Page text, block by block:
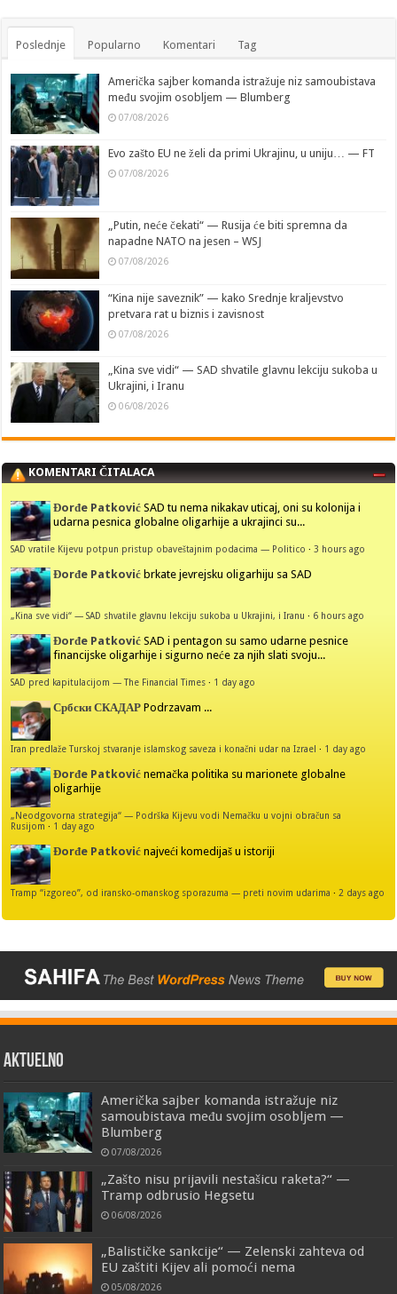
Poslednje Popularno Komentari Tag
Američka sajber komanda istražuje niz samoubistava
među svojim osobljem — Blumberg
07/08/2026
Evo zašto EU ne želi da primi Ukrajinu, u uniju… — FT
07/08/2026
„Putin, neće čekati“ — Rusija će biti spremna da
napadne NATO na jesen – WSJ
07/08/2026
“Kina nije saveznik” — kako Srednje kraljevstvo
pretvara rat u biznis i zavisnost
07/08/2026
„Kina sve vidi“ — SAD shvatile glavnu lekciju sukoba u
Ukrajini, i Iranu
06/08/2026
KOMENTARI ČITALACA
Đorđe Patković SAD tu nema nikakav uticaj, oni su kolonija i
udarna pesnica globalne oligarhije a ukrajinci su...
SAD vratile Kijevu potpun pristup obaveštajnim podacima — Politico ·3 hours ago
Đorđe Patković brkate jevrejsku oligarhiju sa SAD
„Kina sve vidi“ — SAD shvatile glavnu lekciju sukoba u Ukrajini, i Iranu · 6 hours ago
Đorđe Patković SAD i pentagon su samo udarne pesnice
financijske oligarhije i sigurno neće za njih slati svoju...
SAD pred kapitulacijom — The Financial Times · 1 day ago
Србски СКАДАР Podrzavam ...
Iran predlaže Turskoj stvaranje islamskog saveza i konačni udar na Izrael · 1 day ago
Đorđe Patković nemačka politika su marionete globalne
oligarhije
„Neodgovorna strategija“ — Podrška Kijevu vodi Nemačku u vojni obračun sa
Rusijom · 1 day ago
Đorđe Patković najveći komedijaš u istoriji
Tramp “izgoreo”, od iransko-omanskog sporazuma — preti novim udarima · 2 days ago
AKTUELNO
Američka sajber komanda istražuje niz
samoubistava među svojim osobljem —
Blumberg
07/08/2026
„Zašto nisu prijavili nestašicu raketa?“ —
Tramp odbrusio Hegsetu
06/08/2026
„Balističke sankcije“ — Zelenski zahteva od
EU zaštiti Kijev ali pomoći nema
05/08/2026